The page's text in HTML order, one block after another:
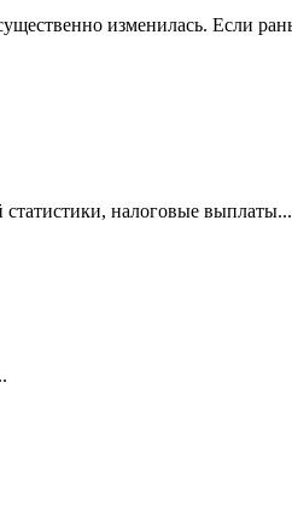
изменилась. Если
налоговые выплаты...